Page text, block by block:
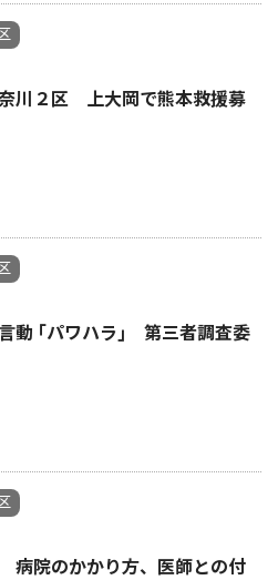
川２区 上大岡で熊本救援募
動 ｢パワハラ｣ 第三者調査委
病院のかかり方、医師との付